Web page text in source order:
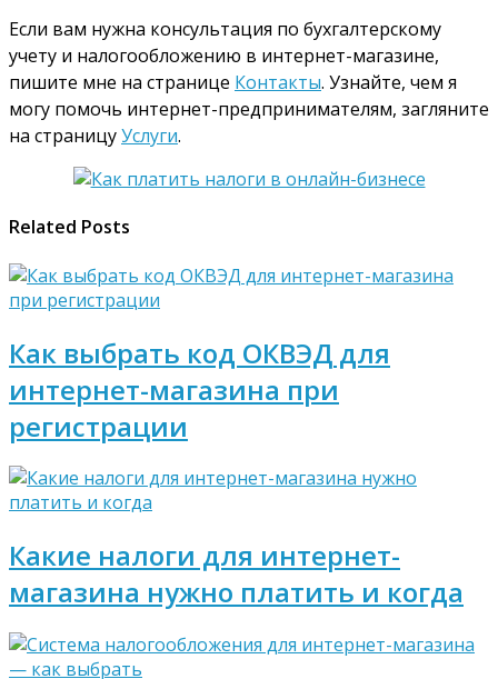
Если вам нужна консультация по бухгалтерскому
учету и налогообложению в интернет-магазине,
пишите мне на странице Контакты. Узнайте, чем я
могу помочь интернет-предпринимателям, загляните
на страницуУслуги.
Related Posts
Как выбрать код ОКВЭД для
интернет-магазина при
регистрации
Какие налоги для интернет-
магазина нужно платить и когда